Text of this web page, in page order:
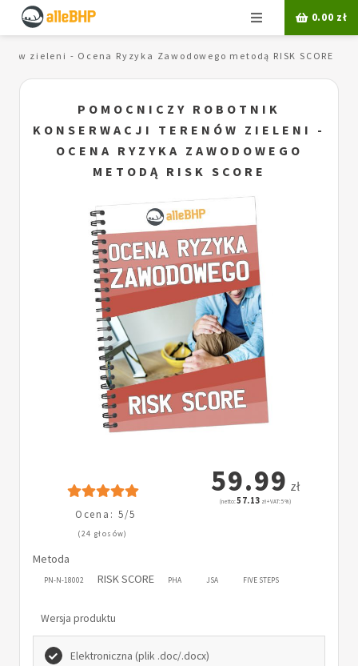
Menu 0.00 zł
zieleni - Ocena Ryzyka Zawodowego metodą RISK SCORE
POMOCNICZY ROBOTNIK
KONSERWACJI TERENÓW ZIELENI -
OCENA RYZYKA ZAWODOWEGO
METODĄ RISK SCORE
Ocena: 5/5
(24 głosów)
59.99 zł
(netto:57.13 zł + VAT: 5%)
Metoda
PN-N-18002 RISK SCORE PHA JSA FIVE STEPS
Wersja produktu
Elektroniczna (plik .doc/.docx)